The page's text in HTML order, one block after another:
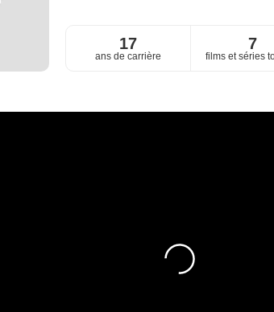
17
ans de carrière
7
films et séries